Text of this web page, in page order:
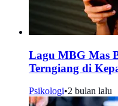
Lagu MBG Mas
Terngiang di
Psikologi•2 bulan lalu